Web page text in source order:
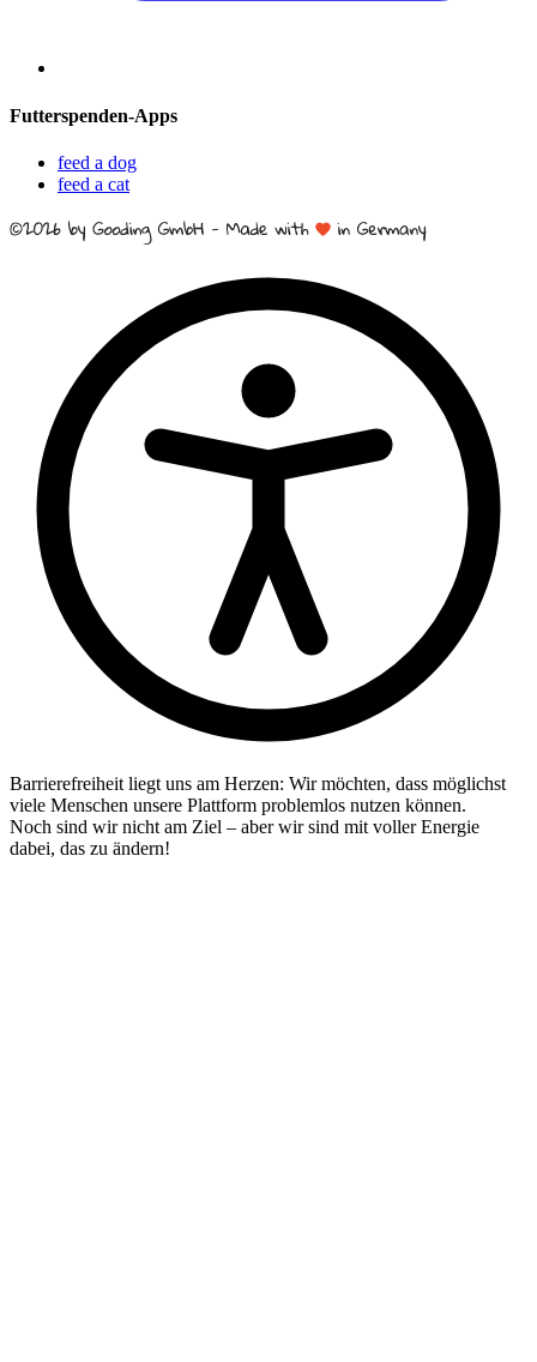
Futterspenden-Apps
feed a dog
feed a cat
Barrierefreiheit liegt uns am Herzen: Wir möchten, dass möglichst
viele Menschen unsere Plattform problemlos nutzen können.
Noch sind wir nicht am Ziel – aber wir sind mit voller Energie
dabei, das zu ändern!